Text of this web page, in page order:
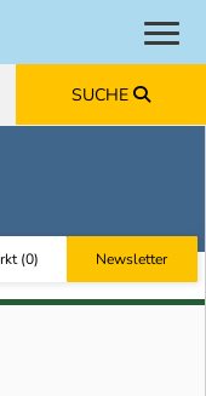
SUCHE
(0) Newsletter